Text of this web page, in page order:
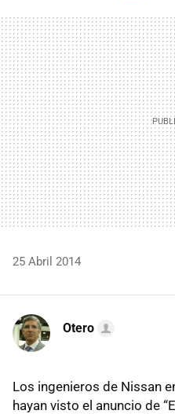
25 Abril 2014
Otero
Los ingenieros de Nissan
hayan visto el anuncio de